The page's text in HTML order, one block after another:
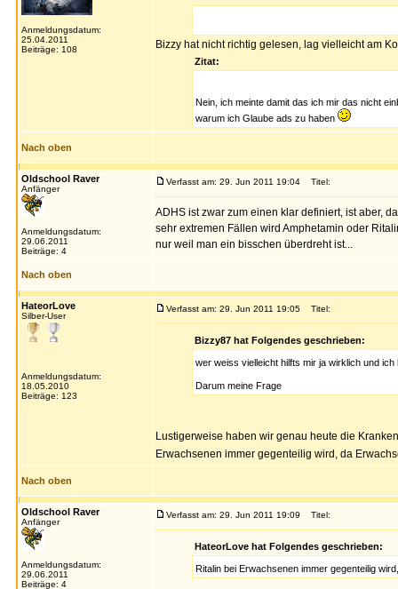
Anmeldungsdatum:
25.04.2011
Beiträge: 108
Bizzy hat nicht richtig gelesen, lag vielleicht am
Zitat:
Nein, ich meinte damit das ich mir das nicht
warum ich Glaube ads zu haben
Nach oben
Oldschool Raver
Anfänger
Anmeldungsdatum:
29.06.2011
Beiträge: 4
Verfasst am: 29. Jun 2011 19:04 Titel:
ADHS ist zwar zum einen klar definiert, ist aber,
sehr extremen Fällen wird Amphetamin oder
nur weil man ein bisschen überdreht ist...
Nach oben
HateorLove
Silber-User
Anmeldungsdatum:
18.05.2010
Beiträge: 123
Verfasst am: 29. Jun 2011 19:05 Titel:
Bizzy87 hat Folgendes geschrieben:
wer weiss vielleicht hilfts mir ja wirklich und
Darum meine Frage
Lustigerweise haben wir genau heute die
Erwachsenen immer gegenteilig wird, da
Nach oben
Oldschool Raver
Anfänger
Anmeldungsdatum:
29.06.2011
Beiträge: 4
Verfasst am: 29. Jun 2011 19:09 Titel:
HateorLove hat Folgendes geschrieben:
Ritalin bei Erwachsenen immer gegenteilig